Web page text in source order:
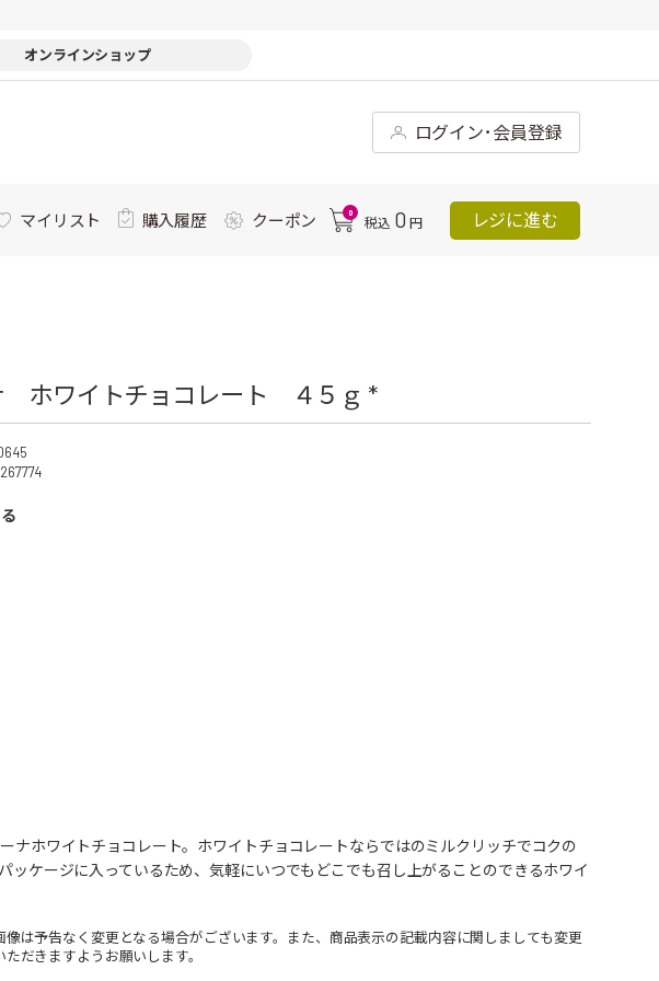
オンラインショップ
ログイン･会員登録
マイリスト 購入履歴 クーポン 0
税込 0 円 レジに進む
ホワイトチョコレート ４５ｇ *
ナホワイトチョコレート。ホワイトチョコレートならではのミルクリッチでコクの
ケージに入っているため、気軽にいつでもどこでも召し上がることのできるホワイ
は予告なく変更となる場合がございます。また、商品表示の記載内容に関しましても変更
だきますようお願いします。